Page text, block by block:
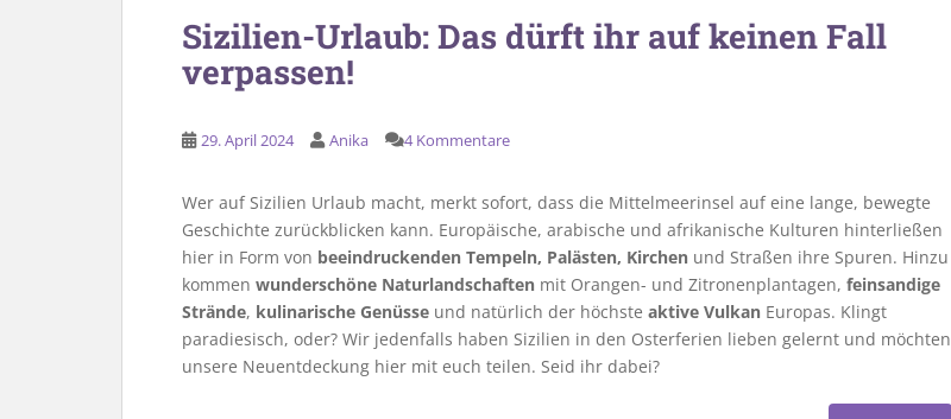
Sizilien-Urlaub: Das dürft ihr auf keinen Fall
verpassen!
29. April 2024 Anika 4 Kommentare
Wer auf Sizilien Urlaub macht, merkt sofort, dass die Mittelmeerinsel auf eine lange, bewegte
Geschichte zurückblicken kann. Europäische, arabische und afrikanische Kulturen hinterließen
hier in Form von beeindruckenden Tempeln, Palästen, Kirchen und Straßen ihre Spuren. Hinzu
kommen wunderschöne Naturlandschaften mit Orangen- und Zitronenplantagen, feinsandige
Strände, kulinarische Genüsse und natürlich der höchste aktive Vulkan Europas. Klingt
paradiesisch, oder? Wir jedenfalls haben Sizilien in den Osterferien lieben gelernt und möchten
unsere Neuentdeckung hier mit euch teilen. Seid ihr dabei?